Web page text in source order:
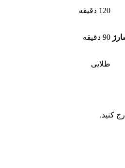
120 دقیقه
90 دقیقه
طلایی
کنید.